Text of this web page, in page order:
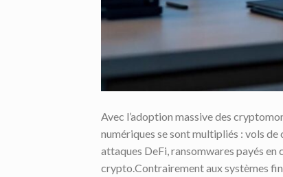
Avec l’adoption massive des
numériques se sont multipliés : vols
attaques DeFi, ransomwares payés
crypto.Contrairement aux systèmes